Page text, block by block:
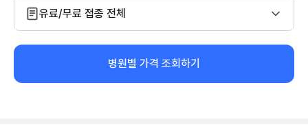
유료/무료 접종 전체
병원별 가격 조회하기